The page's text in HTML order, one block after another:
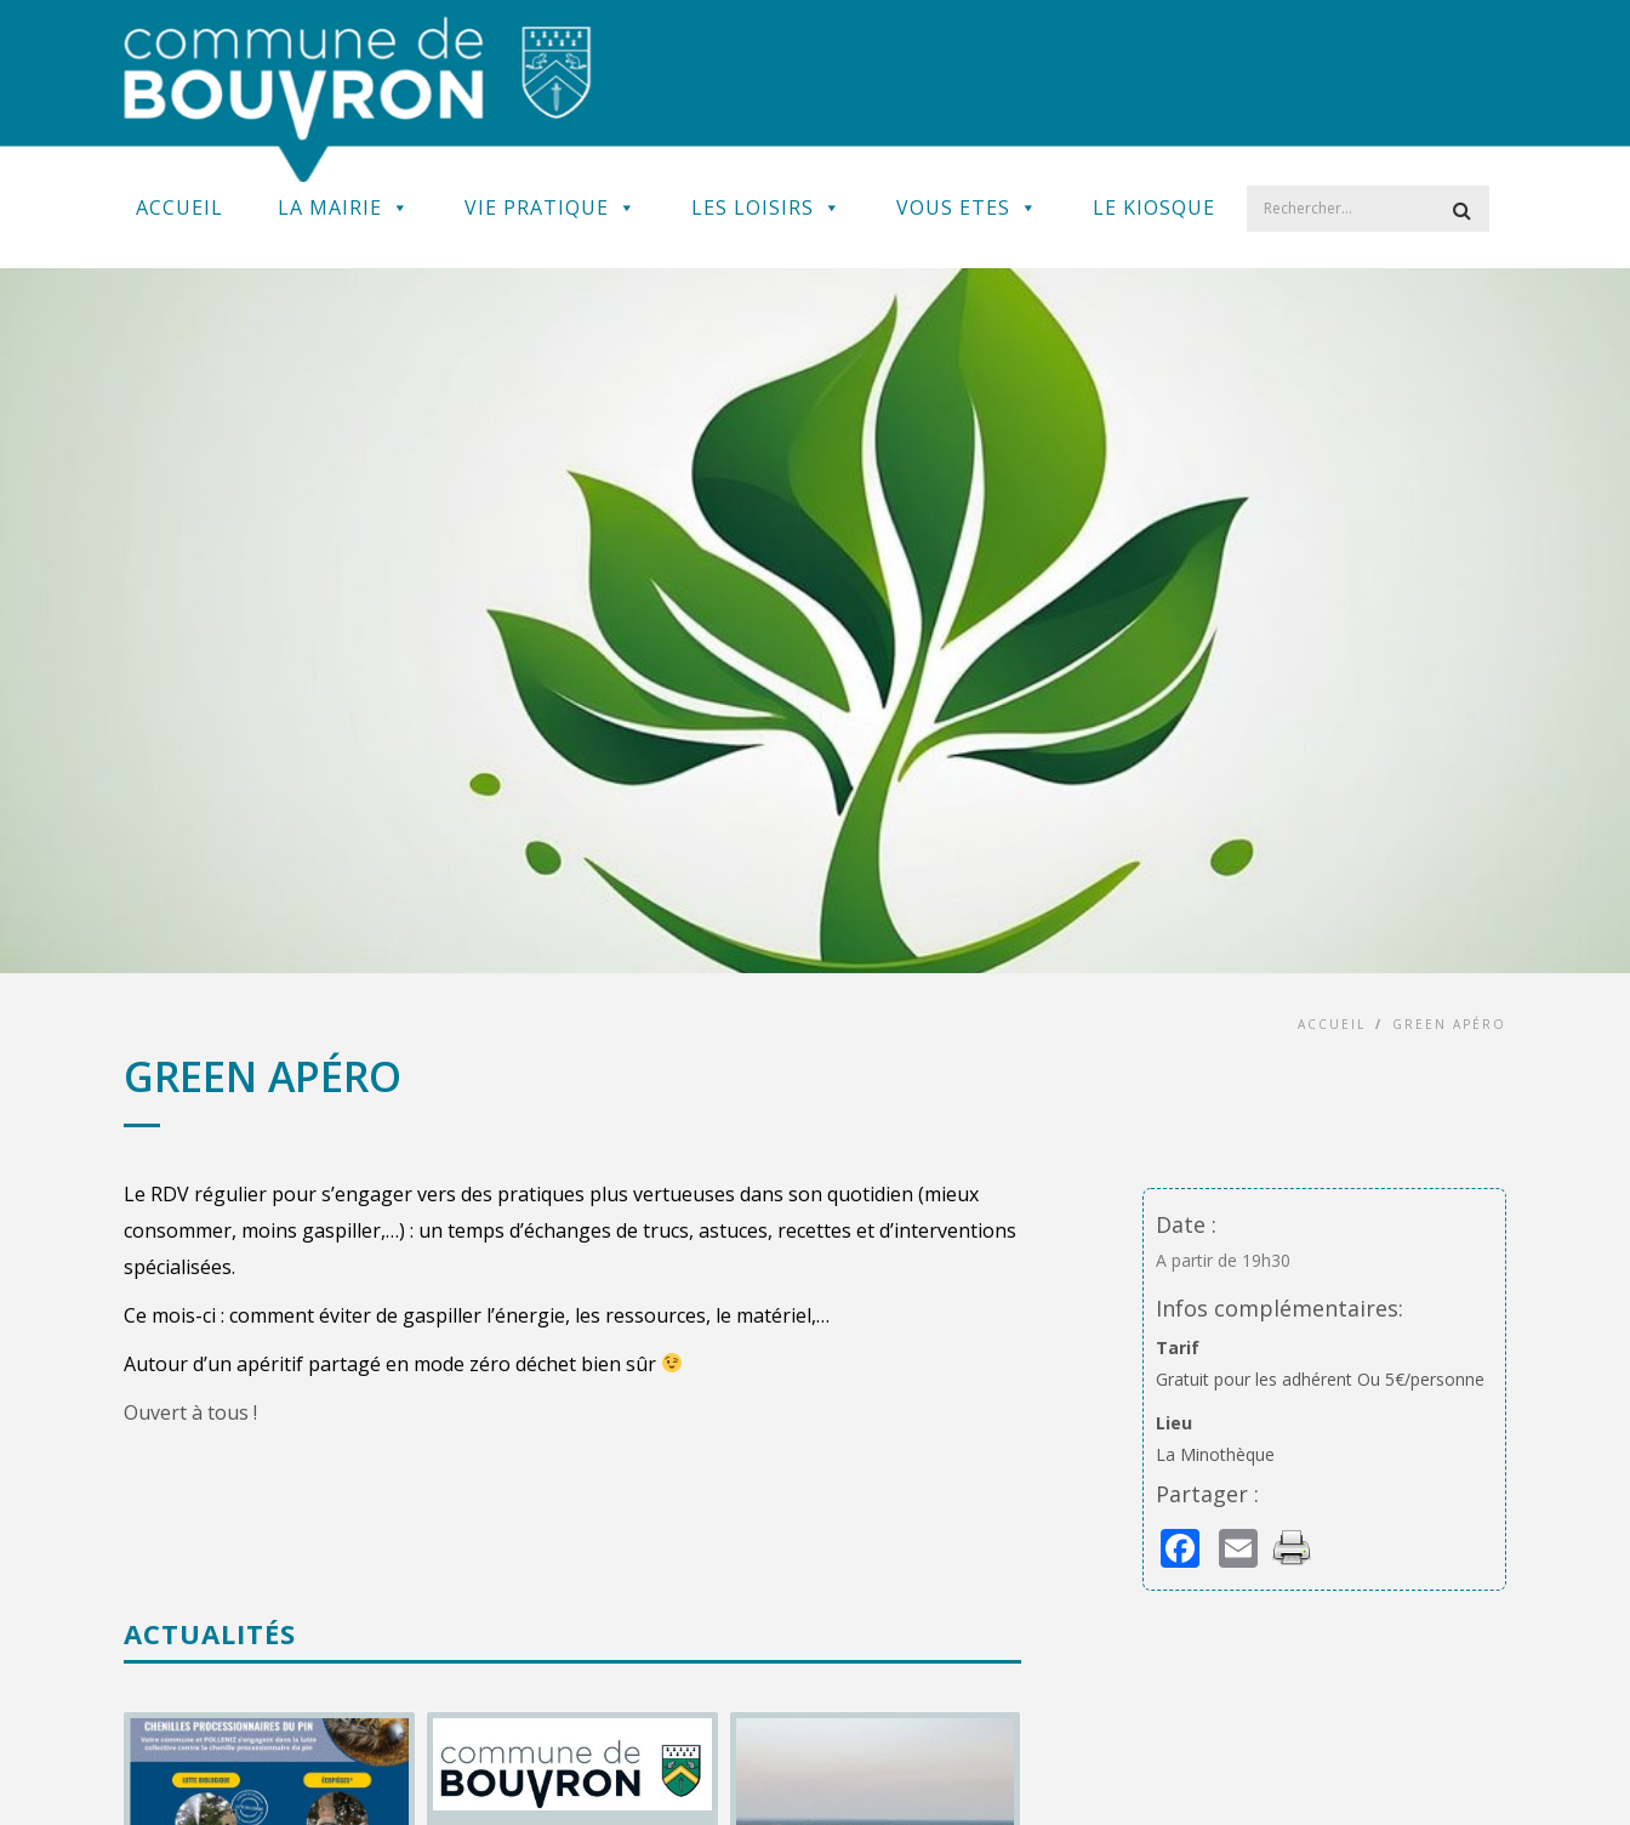
ACCUEIL LA MAIRIE VIE PRATIQUE LES LOISIRS VOUS ETES LE KIOSQUE
ACCUEIL / GREEN APÉRO
GREEN APÉRO
Le RDV régulier pour s’engager vers des pratiques plus vertueuses dans son quotidien (mieux
consommer, moins gaspiller,…) : un temps d’échanges de trucs, astuces, recettes et d’interventions
spécialisées.
Ce mois-ci : comment éviter de gaspiller l’énergie, les ressources, le matériel,…
Autour d’un apéritif partagé en mode zéro déchet bien sûr
Ouvert à tous !
Date :
A partir de 19h30
Infos complémentaires:
Tarif
Gratuit pour les adhérent Ou 5€/personne
Lieu
La Minothèque
Partager :
Facebook
Email
ACTUALITÉS